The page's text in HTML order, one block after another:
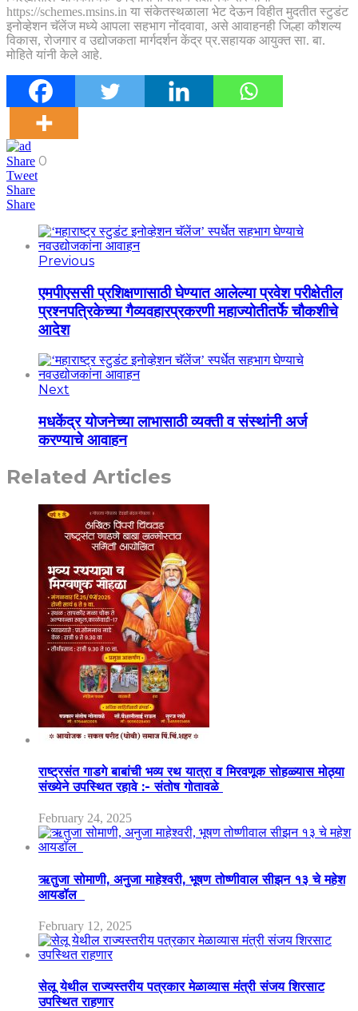
https://schemes.msins.in या संकेतस्थळाला भेट देऊन विहीत मुदतीत स्टुडंट
इनोव्हेशन चॅलेंज मध्ये आपला सहभाग नोंदवावा, असे आवाहनही जिल्हा कौशल्य
विकास, रोजगार व उद्योजकता मार्गदर्शन केंद्र प्र.सहायक आयुक्त सा. बा.
मोहिते यांनी केले आहे.
Share 0
Tweet
Share
Share
Previous
एमपीएससी प्रशिक्षणासाठी घेण्यात आलेल्या प्रवेश परीक्षेतील
प्रश्नपत्रिकेच्या गैव्यवहारप्रकरणी महाज्योतीतर्फे चौकशीचे
आदेश
Next
मधकेंद्र योजनेच्या लाभासाठी व्यक्ती व संस्थांनी अर्ज
करण्याचे आवाहन
Related Articles
राष्ट्रसंत गाडगे बाबांची भव्य रथ यात्रा व मिरवणूक सोहळ्यास मोठ्या
संख्येने उपस्थित रहावे :- संतोष गोतावळे
February 24, 2025
ऋतुजा सोमाणी, अनुजा माहेश्वरी, भूषण तोष्णीवाल सीझन १३ चे महेश
आयडॉल
February 12, 2025
सेलू येथील राज्यस्तरीय पत्रकार मेळाव्यास मंत्री संजय शिरसाट
उपस्थित राहणार